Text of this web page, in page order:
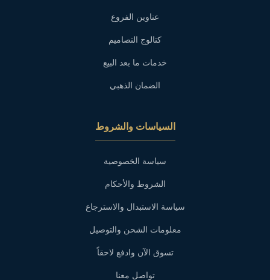
عناوين الفروع
كتالوج التصاميم
خدمات ما بعد البيع
الضمان الذهبي
السياسات والشروط
سياسة الخصوصية
الشروط والأحكام
سياسة الاستبدال والاسترجاع
معلومات الشحن والتوصيل
تسوق الآن وادفع لاحقاً
تواصل معنا